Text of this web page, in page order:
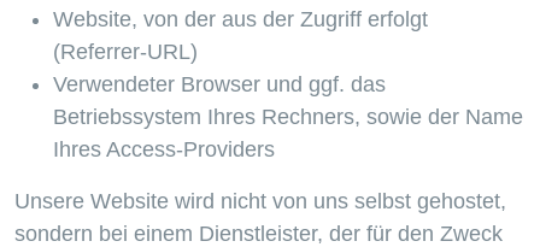
Website, von der aus der Zugriff erfolgt
(Referrer-URL)
Verwendeter Browser und ggf. das
Betriebssystem Ihres Rechners, sowie der Name
Ihres Access-Providers
Unsere Website wird nicht von uns selbst gehostet,
sondern bei einem Dienstleister, der für den Zweck